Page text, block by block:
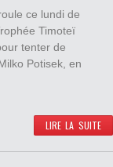
ce lundi de
Timoteï
tenter de
Potisek, en
LIRE LA SUITE